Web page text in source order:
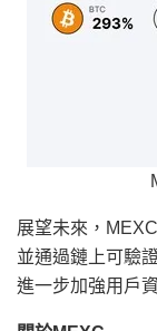
展望未來，
並通過鏈上可驗
進一步加強用戶